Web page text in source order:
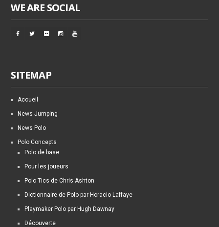
WE ARE SOCIAL
SITEMAP
Accueil
News Jumping
News Polo
Polo Concepts
Polo de base
Pour les joueurs
Polo Tics de Chris Ashton
Dictionnaire de Polo par Horacio Laffaye
Playmaker Polo par Hugh Dawnay
Découverte